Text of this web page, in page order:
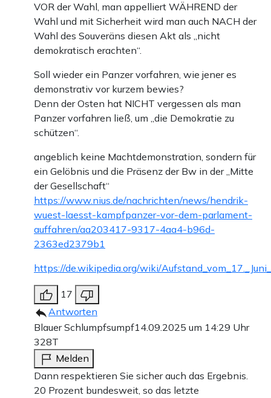
VOR der Wahl, man appelliert WÄHREND der
Wahl und mit Sicherheit wird man auch NACH der
Wahl des Souveräns diesen Akt als „nicht
demokratisch erachten“.
Soll wieder ein Panzer vorfahren, wie jener es
demonstrativ vor kurzem bewies?
Denn der Osten hat NICHT vergessen als man
Panzer vorfahren ließ, um „die Demokratie zu
schützen“.
angeblich keine Machtdemonstration, sondern für
ein Gelöbnis und die Präsenz der Bw in der „Mitte
der Gesellschaft“
https://www.nius.de/nachrichten/news/hendrik-
wuest-laesst-kampfpanzer-vor-dem-parlament-
auffahren/aa203417-9317-4aa4-b96d-
2363ed2379b1
https://de.wikipedia.org/wiki/
17
Antworten
Blauer Schlumpfsumpf14.09.2025 um 14:29 Uhr
328T
Melden
Dann respektieren Sie sicher auch das Ergebnis.
20 Prozent bundesweit, so das letzte